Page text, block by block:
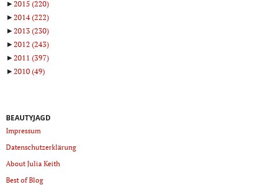
►2015 (220)
►2014(222)
►2013(230)
►2012 (243)
►2011 (397)
►2010(49)
BEAUTYJAGD
Impressum
Datenschutzerklärung
About Julia Keith
Best of Blog